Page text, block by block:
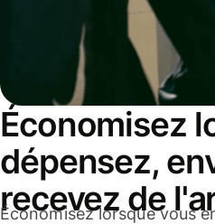
Économisez
dépensez,
recevez de
Économisez lorsque vous